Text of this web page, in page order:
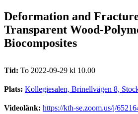
Deformation and
Transparent Wood-
Biocomposites
Tid: To 2022-09-29 kl 10.00
Plats: Kollegiesalen, Brinellvägen 8,
Videolänk: https://kth-se.zoom.us/j/